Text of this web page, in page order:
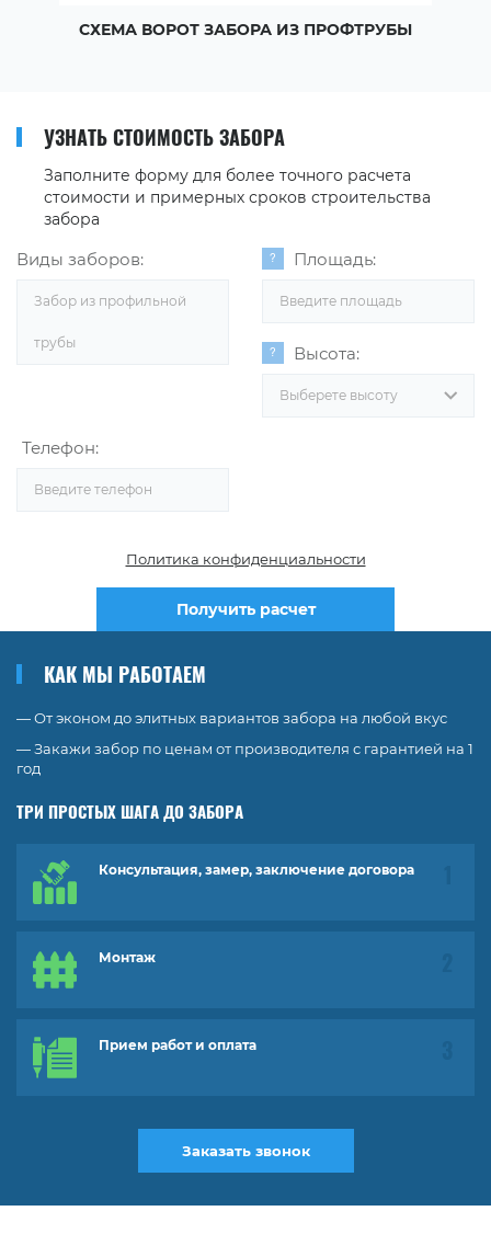
СХЕМА ВОРОТ ЗАБОРА ИЗ ПРОФТРУБЫ
УЗНАТЬ СТОИМОСТЬ ЗАБОРА
Заполните форму для более точного расчета
стоимости и примерных сроков строительства
забора
Виды заборов:
Забор из профильной
трубы
Площадь:
Высота:
Выберете высоту
Телефон:
Политика конфиденциальности
Получить расчет
КАК МЫ РАБОТАЕМ
— От эконом до элитных вариантов забора на любой вкус
— Закажи забор по ценам от производителя с гарантией на 1
год
ТРИ ПРОСТЫХ ШАГА ДО ЗАБОРА
Консультация, замер, заключение договора
Монтаж
Прием работ и оплата
Заказать звонок